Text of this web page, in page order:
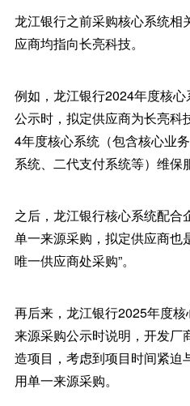
龙江银行之前采购核心系统相
应商均指向长亮科技。
例如，龙江银行2024年度核
公示时，拟定供应商为长亮科
4年度核心系统（包含核心业
系统、二代支付系统等）维保
之后，龙江银行核心系统配合
单一来源采购，拟定供应商也
唯一供应商处采购”。
再后来，龙江银行2025年度
来源采购公示时说明，开发厂
造项目，考虑到项目时间紧迫
用单一来源采购。